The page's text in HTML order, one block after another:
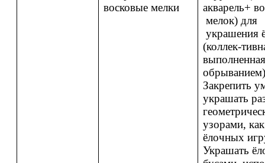
восковые мелки
акварель+
мелок) для
украшения
(коллек-
выполненная
Закрепить
украшать
узорами,
ёлочных
Украшать